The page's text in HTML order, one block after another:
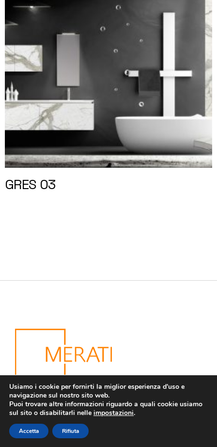
GRES 03
Dagli anni ‘50 il marchio Merati è presente nel settore
dell’arredamento per la casa. All’inizio degli anni ‘80,
con l’evolversi dei costumi e delle abitudini, legati
Usiamo i cookie per fornirti la miglior esperienza d'uso e
navigazione sul nostro sito web.
Puoi trovare altre informazioni riguardo a quali cookie usiamo
sul sito o disabilitarli nelle impostazioni.
Accetta Rifiuta